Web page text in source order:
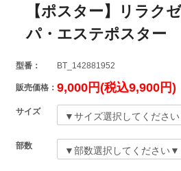
【ポスター】リラク
パ・エステポスター
型番： BT_142881952
販売価格： 9,000円(税込9,900円)
サイズ
部数